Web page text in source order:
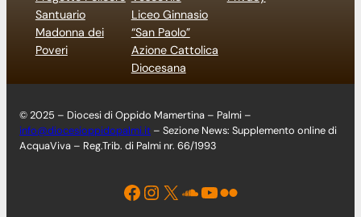
Santuario
Madonna dei
Poveri
Liceo Ginnasio
“San Paolo”
Azione Cattolica
Diocesana
© 2025 – Diocesi di Oppido Mamertina – Palmi –
info@diocesioppidopalmi.it – Sezione News: Supplemento online di
AcquaViva – Reg.Trib. di Palmi nr. 66/1993
Facebook Instagram X Soundcloud YouTube Flickr